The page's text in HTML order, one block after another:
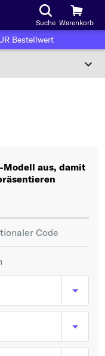
Suche Warenkorb
Bestellwert
Modell aus, damit
Code